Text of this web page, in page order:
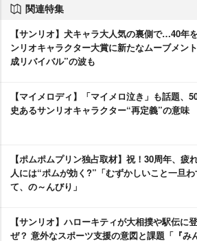
関連特集
【サンリオ】犬キャラ大人気の裏側で…40年
ンリオキャラクター大賞に新たなムーブメン
成リバイバル”の波も
【マイメロディ】「マイメロ泣き」も話題、
史あるサンリオキャラクター“再定義”の意味
【ポムポムプリン独占取材】祝！30周年、疲
人には“ポムが効く?”「むずかしいこと一旦
て、の～んびり」
【サンリオ】ハローキティが大相撲や駅伝に
ぜ？ 意外なスポーツ支援の意図と課題「『み